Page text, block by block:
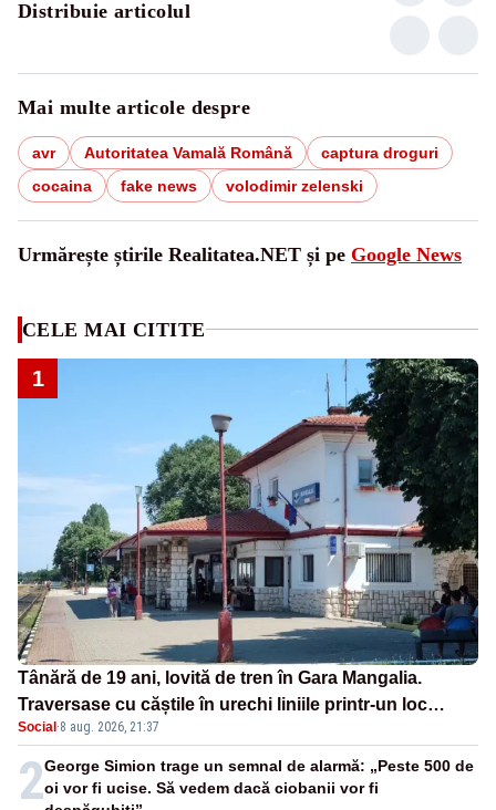
Distribuie articolul
Mai multe articole despre
avr Autoritatea Vamală Română
captura droguri
cocaina
fake news volodimir zelenski
Urmărește știrile Realitatea.NET și pe Google News
CELE MAI CITITE
1
Tânără de 19 ani, lovită de tren în Gara Mangalia.
Traversase cu căștile în urechi liniile printr-un loc
nepermis
Social ·8 aug. 2026, 21:37
2George Simion trage un semnal de alarmă: „Peste 500 de
oi vor fi ucise. Să vedem dacă ciobanii vor fi